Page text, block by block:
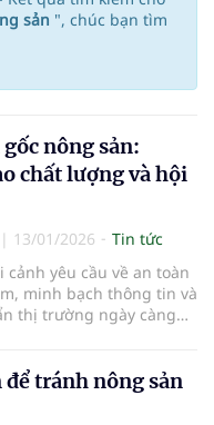
sản ", chúc bạn tìm
nông sản:
chất lượng và hội
| 13/01/2026
Tin tức
cảnh yêu cầu về an toàn
minh bạch thông tin và
thị trường ngày càng
thành yêu cầu bắt buộc
xuất nông nghiệp hiện
tránh nông sản